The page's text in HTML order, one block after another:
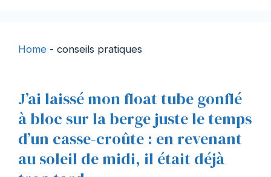
Home - conseils pratiques
J’ai laissé mon float tube gonflé
à bloc sur la berge juste le temps
d’un casse-croûte : en revenant
au soleil de midi, il était déjà